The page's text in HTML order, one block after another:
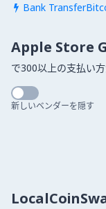
 Bank
Apple Store
で300以上の支払い
新しいベンダーを隠す